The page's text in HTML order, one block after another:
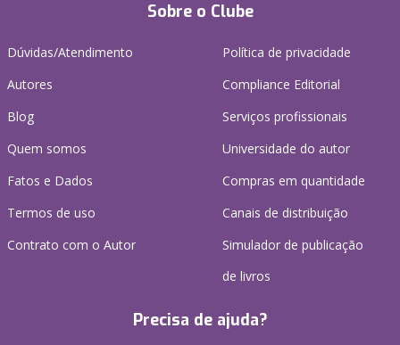
Sobre o Clube
Dúvidas/Atendimento
Autores
Blog
Quem somos
Fatos e Dados
Termos de uso
Contrato com o Autor
Política de privacidade
Compliance Editorial
Serviços profissionais
Universidade do autor
Compras em quantidade
Canais de distribuição
Simulador de publicação
de livros
Precisa de ajuda?